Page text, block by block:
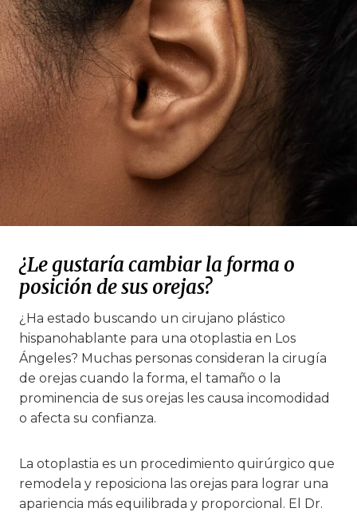
¿Le gustaría cambiar la forma o
posición de sus orejas?
¿Ha estado buscando un cirujano plástico
hispanohablante para una otoplastia en Los
Ángeles? Muchas personas consideran la cirugía
de orejas cuando la forma, el tamaño o la
prominencia de sus orejas les causa incomodidad
o afecta su confianza.
La otoplastia es un procedimiento quirúrgico que
remodela y reposiciona las orejas para lograr una
apariencia más equilibrada y proporcional. El Dr.